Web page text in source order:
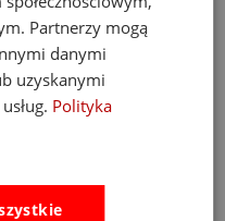
Partnerzy mogą
danymi
uzyskanymi
Polityka